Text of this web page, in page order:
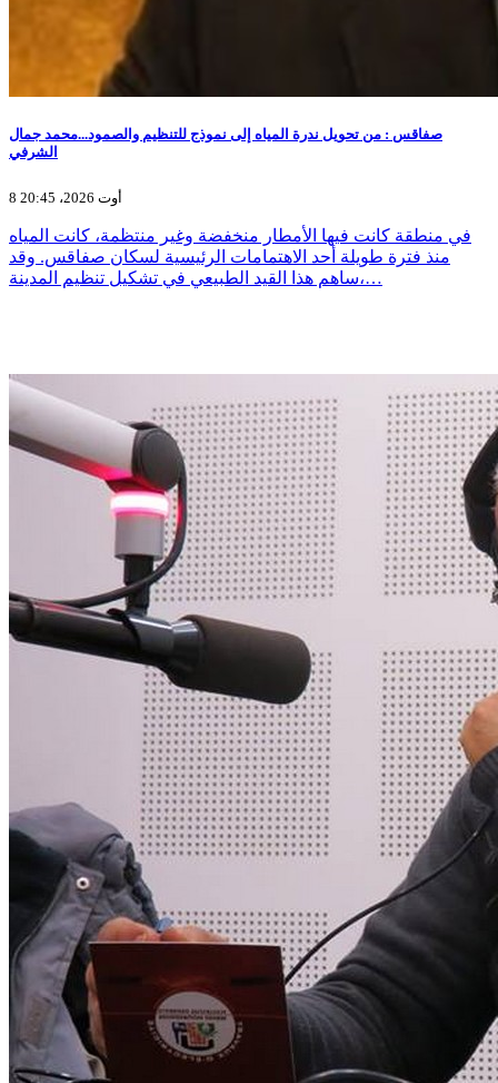
صفاقس : من تحويل ندرة المياه إلى نموذج للتنظيم والصمود...محمد جمال
الشرفي
8 أوت 2026، 20:45
في منطقة كانت فيها الأمطار منخفضة وغير منتظمة، كانت المياه
منذ فترة طويلة أحد الاهتمامات الرئيسية لسكان صفاقس. وقد
ساهم هذا القيد الطبيعي في تشكيل تنظيم المدينة،…